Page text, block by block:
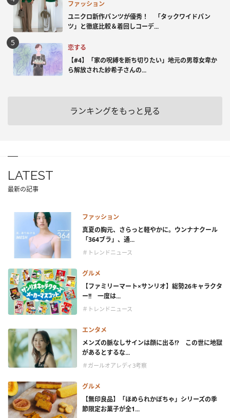
ファッション
ユニクロ新作パンツが優秀！ 「タックワイドパン
ツ」と徹底比較＆着回しコーデ...
恋する
【#4】「家の呪縛を断ち切りたい」地元の男尊女卑か
ら解放された紗希子さんの...
ランキングをもっと見る
LATEST
最新の記事
ファッション
真夏の胸元、さらっと軽やかに。ウンナナクール
「364ブラ」、通...
＃トレンドニュース
グルメ
【ファミリーマート×サンリオ】総勢26キャラクタ
ー!! 一度は...
＃トレンドニュース
エンタメ
メンズの脈なしサインは顔に出る!? この世に地獄
があるとするな...
＃ガールオアレディ3考察
グルメ
【無印良品】「ほめられかぼちゃ」シリーズの季
節限定お菓子が全1...